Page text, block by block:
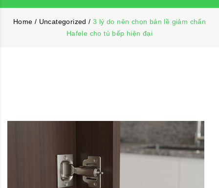
Home / Uncategorized/ 3 lý do nên chọn bản lề giảm chấn
Hafele cho tủ bếp hiện đại